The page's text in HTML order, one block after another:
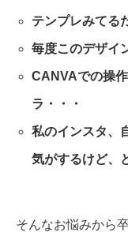
テンプレみてる
毎度このデザイ
CANVAでの操
ラ・・・
私のインスタ、
気がするけど、
そんなお悩みから